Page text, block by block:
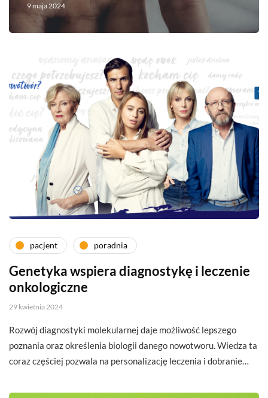
9 maja 2024
pacjent poradnia
Genetyka wspiera diagnostykę i leczenie
onkologiczne
29 kwietnia 2024
Rozwój diagnostyki molekularnej daje możliwość lepszego
poznania oraz określenia biologii danego nowotworu. Wiedza ta
coraz częściej pozwala na personalizację leczenia i dobranie…